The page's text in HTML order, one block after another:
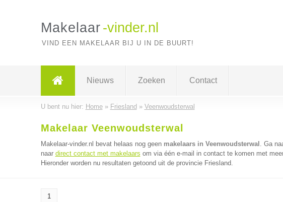
Makelaar -vinder.nl
VIND EEN MAKELAAR BIJ U IN DE BUURT!
Nieuws Zoeken Contact
U bent nu hier: Home» Friesland » Veenwoudsterwal
Makelaar Veenwoudsterwal
Makelaar-vinder.nl bevat helaas nog geen makelaars in Veenwoudsterwal . Ga
naar direct contact met makelaars om via één e-mail in contact te komen met
Hieronder worden nu resultaten getoond uit de provincie Friesland.
1